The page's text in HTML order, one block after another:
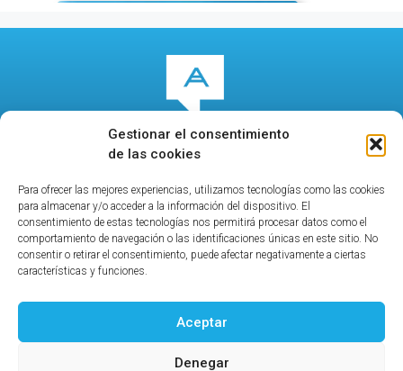
Gestionar el consentimiento
de las cookies
Para ofrecer las mejores experiencias, utilizamos tecnologías como las cookies
para almacenar y/o acceder a la información del dispositivo. El
consentimiento de estas tecnologías nos permitirá procesar datos como el
comportamiento de navegación o las identificaciones únicas en este sitio. No
consentir o retirar el consentimiento, puede afectar negativamente a ciertas
características y funciones.
Aceptar
Denegar
© 2026culturalcala.es|Concejalía de Cultura|
Publicidad|Contacto|Política de privacidad| Aviso
legal|
Ayuntamiento de Alcalá de Henares